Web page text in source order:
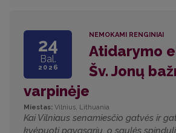
24
Bal.
2026
NEMOKAMI RENGINIAI
Atidarymo
Šv. Jonų
varpinėje
Miestas: Vilnius, Lithuania
Kai Vilniaus senamiesčio gatvės ir
kvėpuoti pavasariu, o saulės